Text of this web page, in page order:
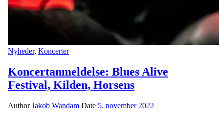
Nyheder, Koncerter
Koncertanmeldelse: Blues Alive
Festival, Kilden, Horsens
AuthorJakob Wandam Date 5. november 2022